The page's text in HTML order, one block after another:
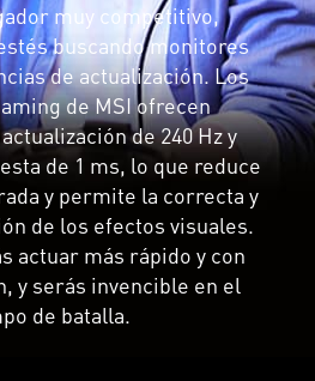
muy competitivo,
buscando monitores
de actualización. Los
de MSI ofrecen
de 240 Hz y
de 1 ms, lo que reduce
y permite la correcta y
de los efectos visuales.
actuar más rápido y con
y serás invencible en el
de batalla.